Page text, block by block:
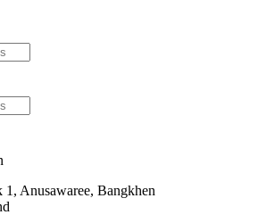
1, Anusawaree, Bangkhen